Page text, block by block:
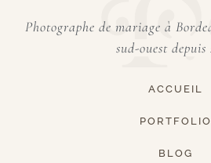
ACCUEIL
PORTFOLIO
BLOG
Photographe de mariage à
sud-ouest depuis